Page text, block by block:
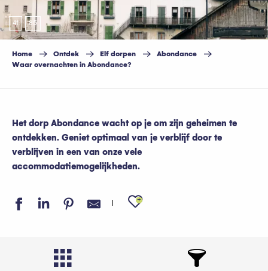
41 85
Home Ontdek Elf dorpen
Abondance
Waar overnachten in Abondance?
Het dorp Abondance wacht op je om zijn geheimen te
ontdekken. Geniet optimaal van je verblijf door te
verblijven in een van onze vele
accommodatiemogelijkheden.
Ajouter aux